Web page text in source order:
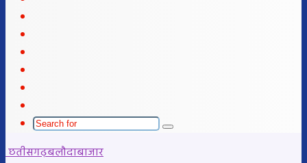
skin
Search
छतीसगढ़बलौदाबाजार